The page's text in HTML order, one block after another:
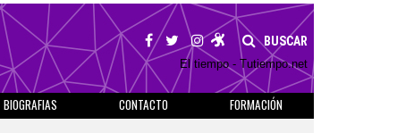
BUSCAR
El tiempo - Tutiempo.net
BIOGRAFIAS CONTACTO
FORMACIÓN